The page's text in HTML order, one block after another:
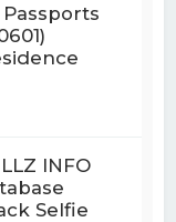
INFO
Selfie